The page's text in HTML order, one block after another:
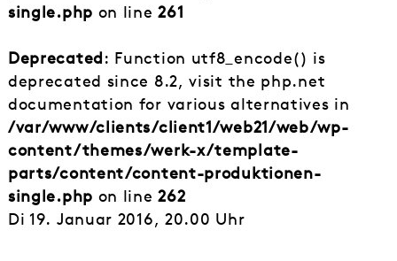
single.php on line261
Deprecated: Function utf8_encode() is
deprecated since 8.2, visit the php.net
documentation for various alternatives in
/var/www/clients/client1/web21/web/wp-
content/themes/werk-x/template-
parts/content/content-produktionen-
single.php on line262
Di 19. Januar 2016, 20.00 Uhr